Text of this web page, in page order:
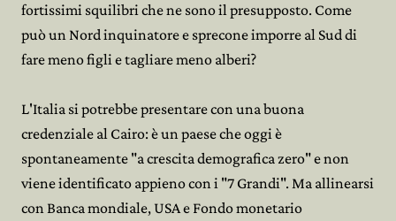
fortissimi squilibri che ne sono il presupposto. Come
può un Nord inquinatore e sprecone imporre al Sud di
fare meno figli e tagliare meno alberi?
L'Italia si potrebbe presentare con una buona
credenziale al Cairo: è un paese che oggi è
spontaneamente "a crescita demografica zero" e non
viene identificato appieno con i "7 Grandi". Ma allinearsi
con Banca mondiale, USA e Fondo monetario